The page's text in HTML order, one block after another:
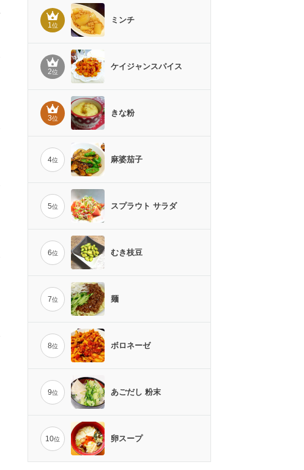
1位
ミンチ
2位
ケイジャンスパイス
3位
きな粉
4位 麻婆茄子
5位 スプラウト サラダ
6位 むき枝豆
7位 麺
8位 ボロネーゼ
9位 あごだし 粉末
10位 卵スープ